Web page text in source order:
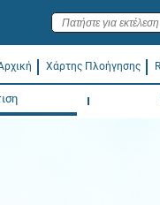
Χάρτης Πλοήγησης